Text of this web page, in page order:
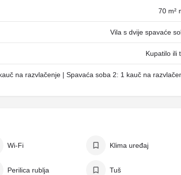
70 m²
Vila s dvije spavaće
Kupatilo ili
na razvlačenje | Spavaća soba 2: 1 kauč na
Wi-Fi Klima uređaj
Perilica rublja Tuš